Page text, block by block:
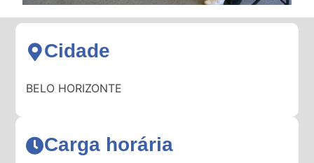
Cidade
BELO HORIZONTE
Carga horária